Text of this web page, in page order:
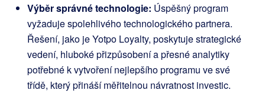
Výběr správné technologie: Úspěšný program
vyžaduje spolehlivého technologického partnera.
Řešení, jako je Yotpo Loyalty, poskytuje strategické
vedení, hluboké přizpůsobení a přesné analytiky
potřebné k vytvoření nejlepšího programu ve své
třídě, který přináší měřitelnou návratnost investic.